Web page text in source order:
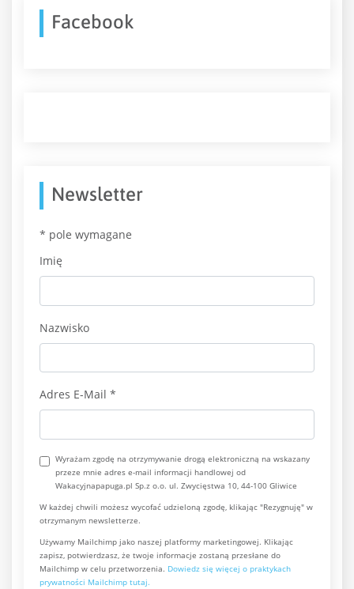
Facebook
Newsletter
* pole wymagane
Imię
Nazwisko
Adres E-Mail *
Wyrażam zgodę na otrzymywanie drogą elektroniczną na wskazany
przeze mnie adres e-mail informacji handlowej od
Wakacyjnapapuga.pl Sp.z o.o. ul. Zwycięstwa 10, 44-100 Gliwice
W każdej chwili możesz wycofać udzieloną zgodę, klikając "Rezygnuję" w
otrzymanym newsletterze.
Używamy Mailchimp jako naszej platformy marketingowej. Klikając
zapisz, potwierdzasz, że twoje informacje zostaną przesłane do
Mailchimp w celu przetworzenia. Dowiedz się więcej o praktykach
prywatności Mailchimp tutaj.